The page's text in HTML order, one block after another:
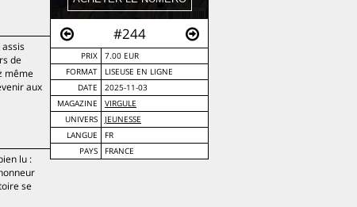
#244
PRIX
7.00 EUR
FORMAT
LISEUSE EN LIGNE
DATE
2025-11-03
MAGAZINE
VIRGULE
UNIVERS
JEUNESSE
LANGUE
FR
PAYS
FRANCE
de
même
aux
lu :
se